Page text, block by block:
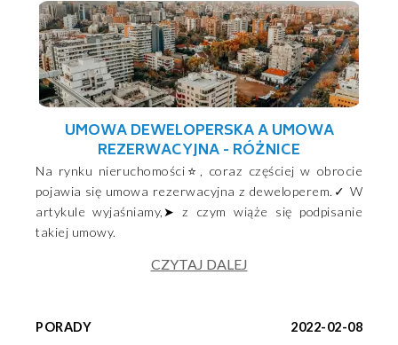
UMOWA DEWELOPERSKA A UMOWA
REZERWACYJNA - RÓŻNICE
Na rynku nieruchomości⭐, coraz częściej w obrocie
pojawia się umowa rezerwacyjna z deweloperem.✓ W
artykule wyjaśniamy,➤ z czym wiąże się podpisanie
takiej umowy.
CZYTAJ DALEJ
PORADY 2022-02-08